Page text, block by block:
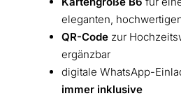
eleganten,
QR-Codezur
ergänzbar
digitale WhatsApp-
immer inklusive